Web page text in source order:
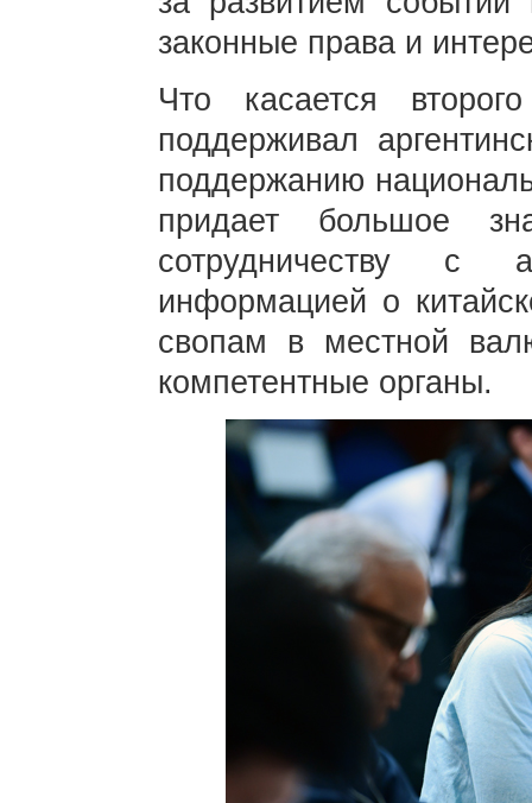
законные права и
Что касается
поддерживал
поддержанию
придает большое
сотрудничеству с
информацией о
свопам в местной
компетентные органы.